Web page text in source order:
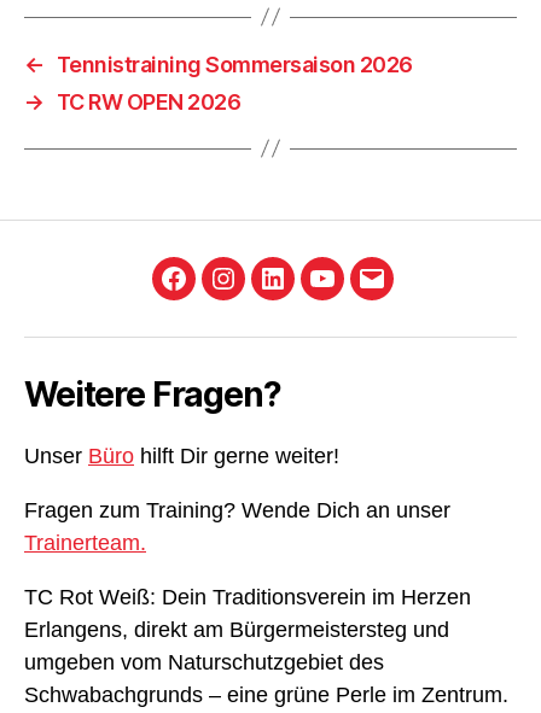
←
Tennistraining Sommersaison 2026
→
TC RW OPEN 2026
FacebookInstagram
LinkedInYouTube
E-
Weitere Fragen?
Unser Büro hilft Dir gerne weiter!
Fragen zum Training? Wende Dich an unser
Trainerteam.
TC Rot Weiß: Dein Traditionsverein im Herzen
Erlangens, direkt am Bürgermeistersteg und
umgeben vom Naturschutzgebiet des
Schwabachgrunds – eine grüne Perle im Zentrum.